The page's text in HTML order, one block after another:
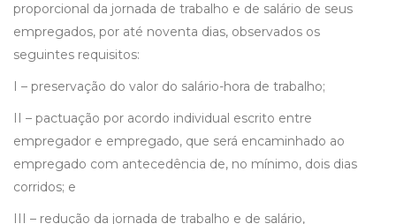
proporcional da jornada de trabalho e de salário de seus
empregados, por até noventa dias, observados os
seguintes requisitos:
I – preservação do valor do salário-hora de trabalho;
II – pactuação por acordo individual escrito entre
empregador e empregado, que será encaminhado ao
empregado com antecedência de, no mínimo, dois dias
corridos; e
III – redução da jornada de trabalho e de salário,